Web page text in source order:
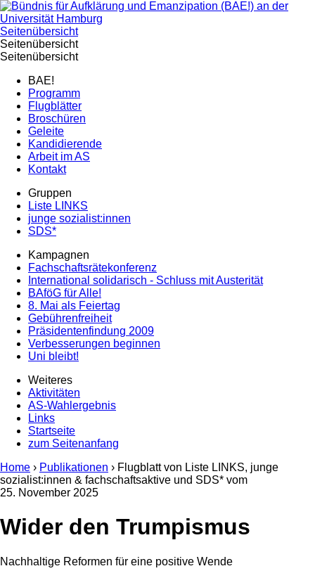
Seitenübersicht
Seitenübersicht
Seitenübersicht
BAE!
Programm
Flugblätter
Broschüren
Geleite
Kandidierende
Arbeit im AS
Kontakt
Gruppen
Liste LINKS
junge sozialist:innen
SDS*
Kampagnen
Fachschaftsrätekonferenz
International solidarisch - Schluss mit Austerität
BAföG für Alle!
8. Mai als Feiertag
Gebührenfreiheit
Präsidentenfindung 2009
Verbesserungen beginnen
Uni bleibt!
Weiteres
Aktivitäten
AS-Wahlergebnis
Links
Startseite
zum Seitenanfang
Home › Publikationen › Flugblatt von Liste LINKS, junge
sozialist:innen & fachschaftsaktive und SDS* vom
25. November 2025
Wider den Trumpismus
Nachhaltige Reformen für eine positive Wende